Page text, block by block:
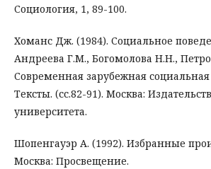
Социология, 1, 89-100.
Хоманс Дж. (1984). Социальное
Андреева Г.М., Богомолова Н.Н.,
Современная зарубежная социальная
Тексты. (сс.82-91). Москва:
университета.
Шопенгауэр А. (1992). Избранные
Москва: Просвещение.